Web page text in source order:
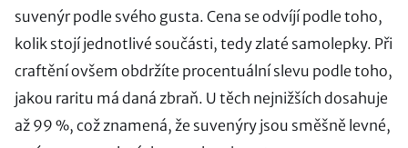
suvenýr podle svého gusta. Cena se odvíjí podle toho,
kolik stojí jednotlivé součásti, tedy zlaté samolepky. Při
craftění ovšem obdržíte procentuální slevu podle toho,
jakou raritu má daná zbraň. U těch nejnižších dosahuje
až 99 %, což znamená, že suvenýry jsou směšně levné,